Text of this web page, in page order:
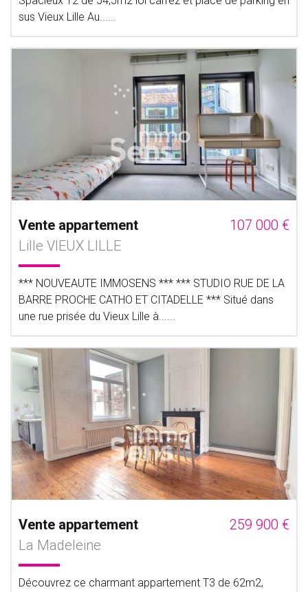
sus Vieux Lille Au......
Vente appartement
107 000 €
Lille VIEUX LILLE
*** NOUVEAUTE IMMOSENS *** *** STUDIO RUE DE LA
BARRE PROCHE CATHO ET CITADELLE *** Situé dans
une rue prisée du Vieux Lille à......
Vente appartement
259 900 €
La Madeleine
Découvrez ce charmant appartement T3 de 62m2,